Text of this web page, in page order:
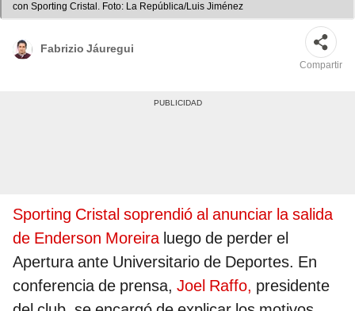
con Sporting Cristal. Foto: La República/Luis Jiménez
Fabrizio Jáuregui
Compartir
Sporting Cristal soprendió al anunciar la salida
de Enderson Moreiraluego de perder el
Apertura ante Universitario de Deportes. En
conferencia de prensa, Joel Raffo, presidente